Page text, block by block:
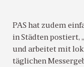
PAS hat zudem
in Städten postiert,
und arbeitet mit
täglichen